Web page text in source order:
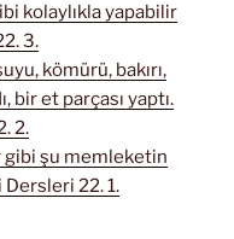
kolaylıkla yapabilir
3.
kömürü, bakırı,
bir et parçası yaptı.
2.
gibi şu memleketin
Dersleri 22. 1.